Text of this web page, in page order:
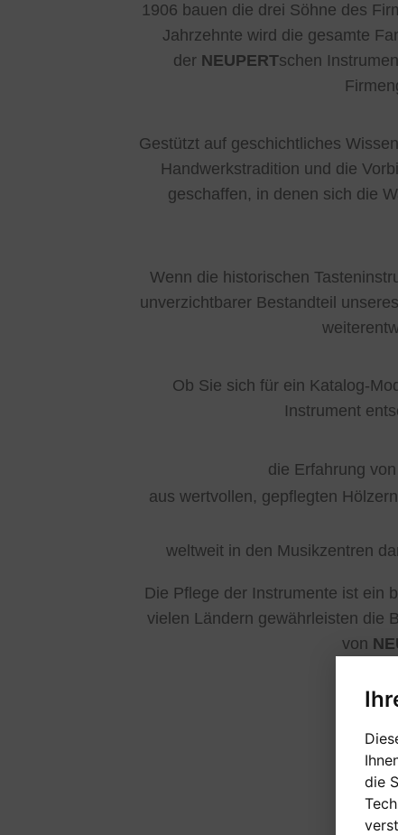
die
1906 bauen die drei Söhne des
Jahrzehnte wird die gesamte
der NEUPERTschen
Gestützt auf geschichtliches
Handwerkstradition und die
geschaffen, in denen sich die
Wenn die historischen
unverzichtbarer Bestandteil
Ob Sie sich für ein Katalog-
Instrument
die Erfahrung
aus wertvollen, gepflegten
weltweit in den Musikzentren
Die Pflege der Instrumente ist ein
vielen Ländern gewährleisten die
von